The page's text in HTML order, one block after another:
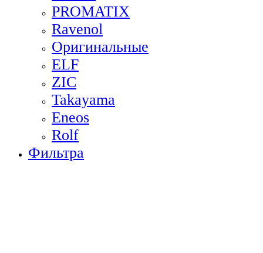
PROMATIX
Ravenol
Оригинальные
ELF
ZIC
Takayama
Eneos
Rolf
Фильтра